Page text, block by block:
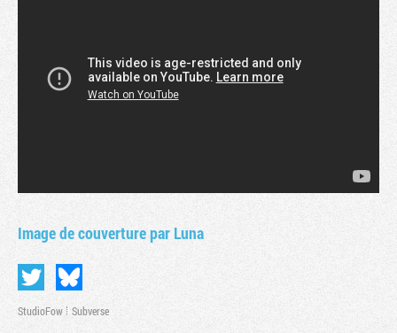
Image de couverture par Luna
StudioFow Subverse